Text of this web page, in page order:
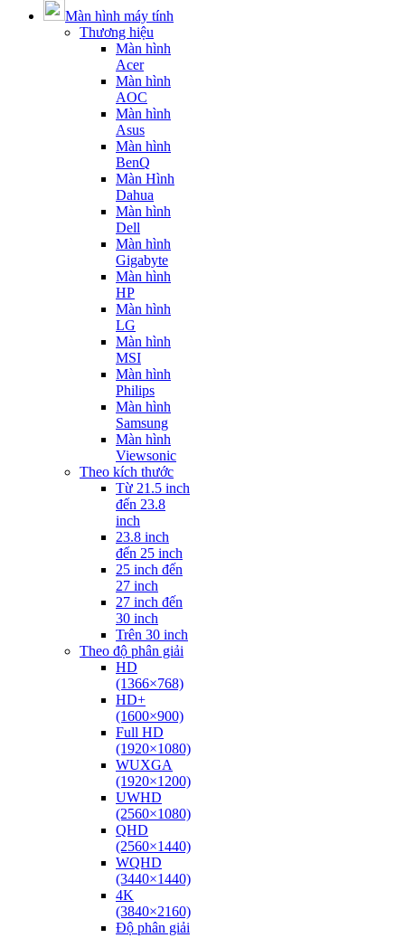
Màn hình máy tính
Thương hiệu
Màn hình
Acer
Màn hình
AOC
Màn hình
Asus
Màn hình
BenQ
Màn Hình
Dahua
Màn hình
Dell
Màn hình
Gigabyte
Màn hình
HP
Màn hình
LG
Màn hình
MSI
Màn hình
Philips
Màn hình
Samsung
Màn hình
Viewsonic
Theo kích thước
Từ 21.5 inch
đến 23.8
inch
23.8 inch
đến 25 inch
25 inch đến
27 inch
27 inch đến
30 inch
Trên 30 inch
Theo độ phân giải
HD
(1366×768)
HD+
(1600×900)
Full HD
(1920×1080)
WUXGA
(1920×1200)
UWHD
(2560×1080)
QHD
(2560×1440)
WQHD
(3440×1440)
4K
(3840×2160)
Độ phân giải